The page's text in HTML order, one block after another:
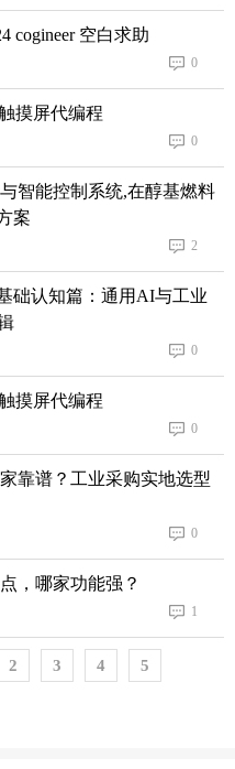
cogineer 空白求助
0
摸屏代编程
0
智能控制系统,在醇基燃料
案
2
础认知篇：通用AI与工业
0
摸屏代编程
0
靠谱？工业采购实地选型
0
，哪家功能强？
1
2 3 4 5